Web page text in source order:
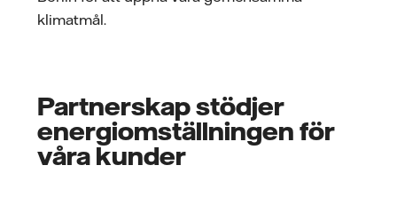
klimatmål.
Partnerskap stödjer
energiomställningen för
våra kunder